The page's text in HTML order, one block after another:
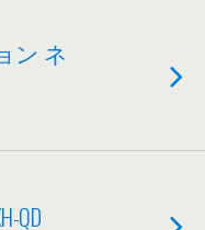
ン ネ
QD